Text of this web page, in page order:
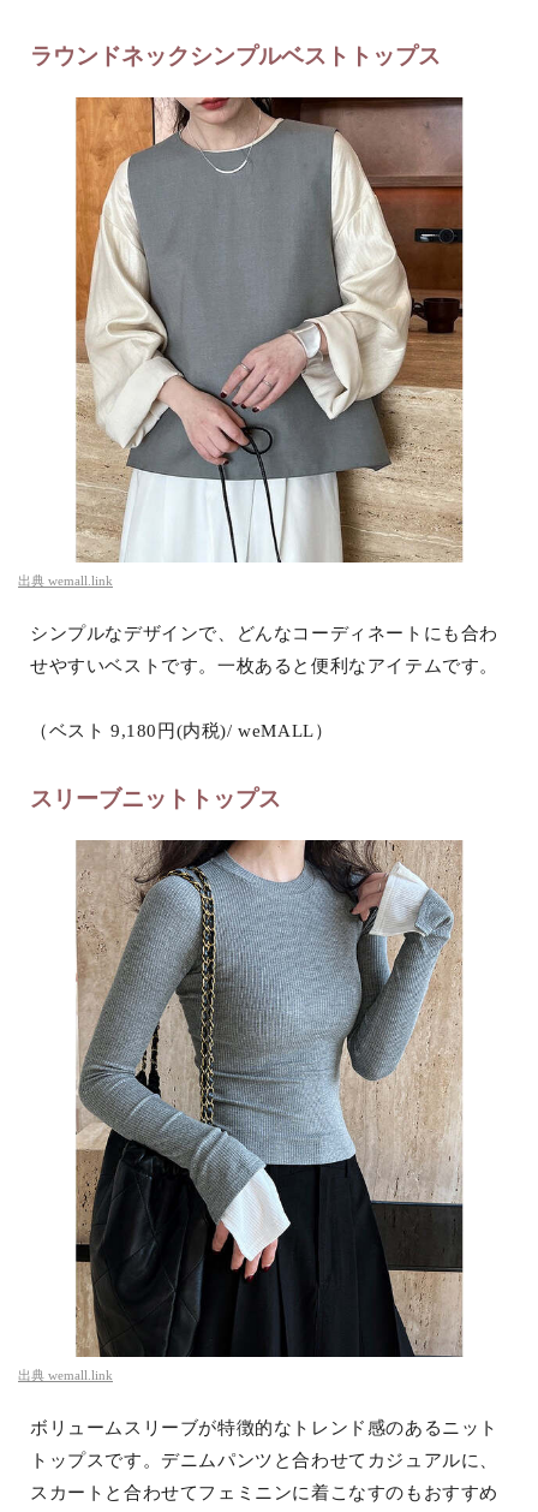
ラウンドネックシンプルベストトップス
出典 wemall.link
シンプルなデザインで、どんなコーディネートにも合わ
せやすいベストです。一枚あると便利なアイテムです。
（ベスト 9,180円(内税)/ weMALL）
スリーブニットトップス
出典 wemall.link
ボリュームスリーブが特徴的なトレンド感のあるニット
トップスです。デニムパンツと合わせてカジュアルに、
スカートと合わせてフェミニンに着こなすのもおすすめ